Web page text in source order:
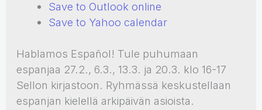
Save to Outlook online
Save to Yahoo calendar
Hablamos Español! Tule puhumaan
espanjaa 27.2., 6.3., 13.3. ja 20.3. klo 16-17
Sellon kirjastoon. Ryhmässä keskustellaan
espanjan kielellä arkipäivän asioista.